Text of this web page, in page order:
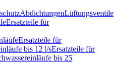
AbdichtungenLüftungsventile
Ersatzteile für
Ersatzteile für
bis 12 l/sErsatzteile für
bis 25